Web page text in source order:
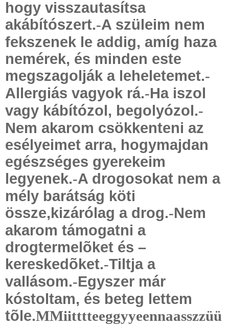
hogy visszautasítsa
akábítószert.-A szüleim nem
fekszenek le addig, amíg haza
nemérek, és minden este
megszagolják a leheletemet.-
Allergiás vagyok rá.-Ha iszol
vagy kábítózol, begolyózol.-
Nem akarom csökkenteni az
esélyeimet arra, hogymajdan
egészséges gyerekeim
legyenek.-A drogosokat nem a
mély barátság köti
össze,kizárólag a drog.-Nem
akarom támogatni a
drogtermelõket és –
kereskedõket.-Tiltja a
vallásom.-Egyszer már
kóstoltam, és beteg lettem
tõle.MMiitttteeggyyeennaasszzüü